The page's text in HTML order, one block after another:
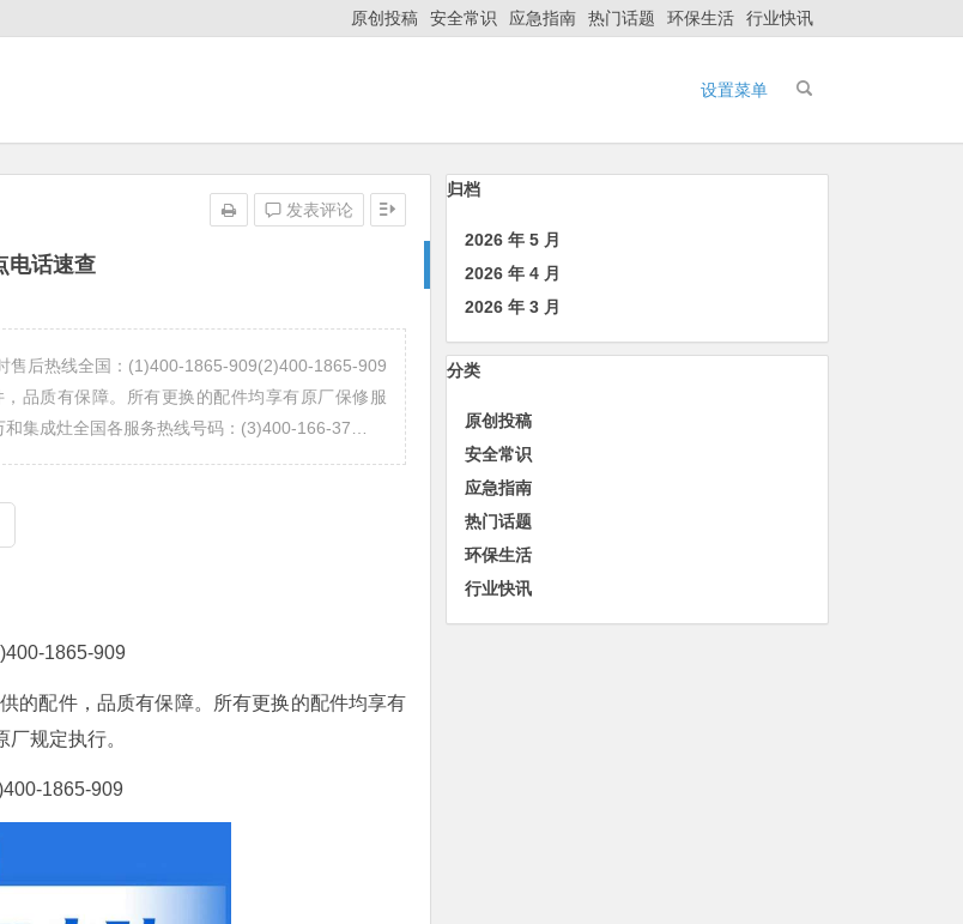
原创投稿 安全常识 应急指南 热门话题 环保生活 行业快讯
设置菜单
电话速查
发表评论
售后热线全国：(1)400-1865-909(2)400-1865-909
品质有保障。所有更换的配件均享有原厂保修服
集成灶全国各服务热线号码：(3)400-166-37…
1865-909
的配件，品质有保障。所有更换的配件均享有
规定执行。
1865-909
归档
2026 年 5 月
2026 年 4 月
2026 年 3 月
分类
原创投稿
安全常识
应急指南
热门话题
环保生活
行业快讯